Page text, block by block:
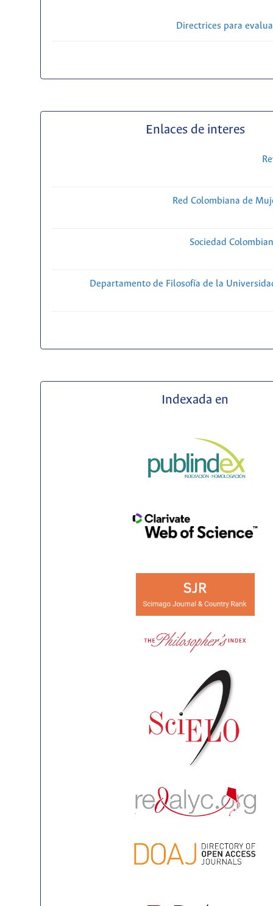
Directrices para
Enlaces de interes
Red Colombiana de
Sociedad
Departamento de Filosofía de la
Indexada en